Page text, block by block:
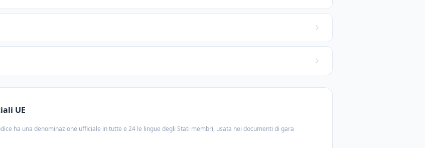
UE
ha una denominazione ufficiale in tutte e 24 le lingue degli Stati membri, usata nei documenti di gara